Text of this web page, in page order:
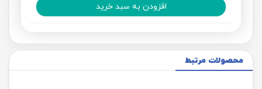
افزودن به سبد خرید
محصولات مرتبط